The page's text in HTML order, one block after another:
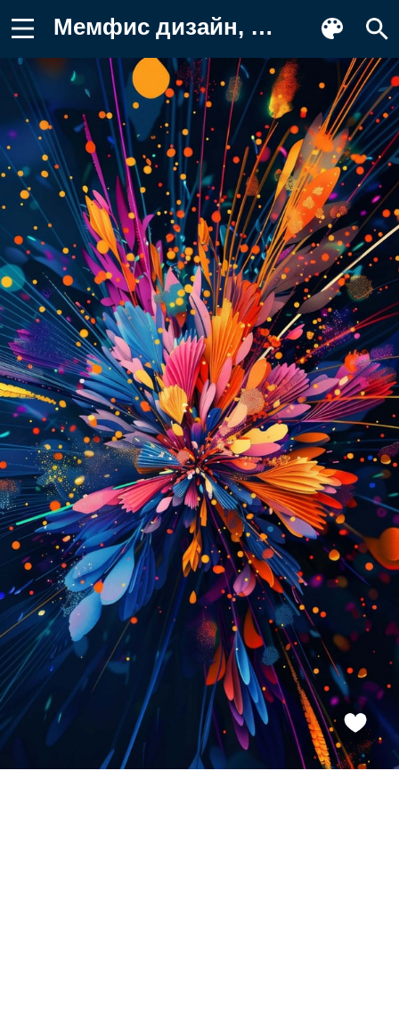
Мемфис дизайн, абстрактное искусство Обои для телефона